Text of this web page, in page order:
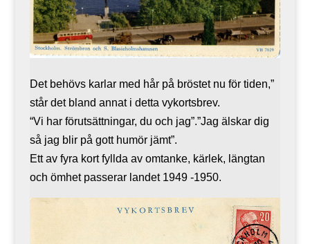
Det behövs karlar med hår på bröstet nu för tiden,”
står det bland annat i detta vykortsbrev.
“Vi har förutsättningar, du och jag”.”Jag älskar dig
så jag blir på gott humör jämt”.
Ett av fyra kort fyllda av omtanke, kärlek, längtan
och ömhet passerar landet 1949 -1950.